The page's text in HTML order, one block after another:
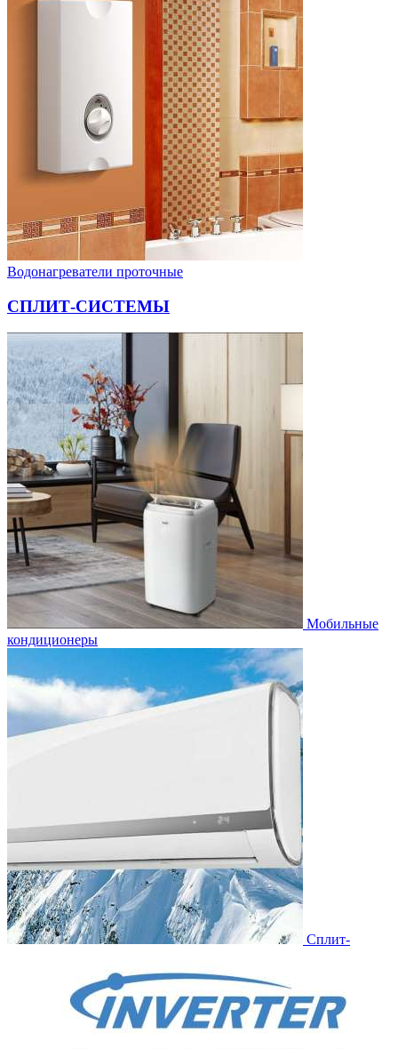
Водонагреватели проточные
СПЛИТ-СИСТЕМЫ
Мобильные
кондиционеры
Сплит-